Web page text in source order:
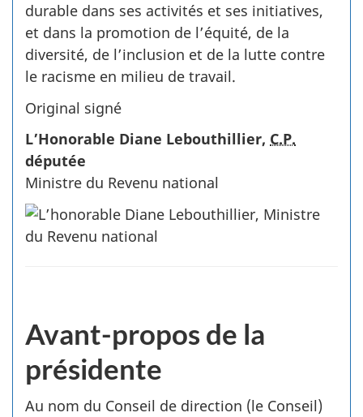
durable dans ses activités et ses initiatives,
et dans la promotion de l’équité, de la
diversité, de l’inclusion et de la lutte contre
le racisme en milieu de travail.
Original signé
L’Honorable Diane Lebouthillier, C.P.
députée
Ministre du Revenu national
Avant­-propos de la
présidente
Au nom du Conseil de direction (le Conseil)